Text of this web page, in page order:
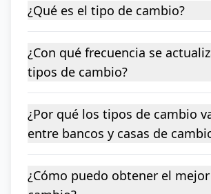
¿Qué es el tipo de cambio?
¿Con qué frecuencia se
tipos de cambio?
¿Por qué los tipos de cambio
entre bancos y casas de
¿Cómo puedo obtener el